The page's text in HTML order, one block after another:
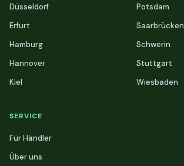
Düsseldorf
Erfurt
Hamburg
Hannover
Kiel
Potsdam
Saarbrücken
Schwerin
Stuttgart
Wiesbaden
SERVICE
Für Händler
Über uns